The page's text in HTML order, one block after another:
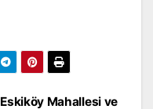
Eskiköy Mahallesi ve